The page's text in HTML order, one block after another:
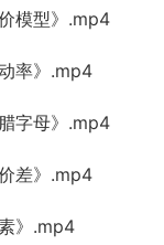
模型》.mp4
率》.mp4
字母》.mp4
差》.mp4
》.mp4